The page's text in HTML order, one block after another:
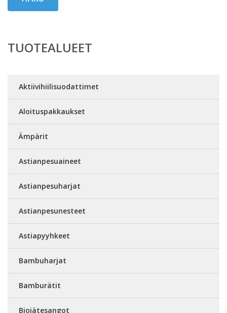
TUOTEALUEET
Aktiivihiilisuodattimet
Aloituspakkaukset
Ämpärit
Astianpesuaineet
Astianpesuharjat
Astianpesunesteet
Astiapyyhkeet
Bambuharjat
Bamburätit
Biojätesangot